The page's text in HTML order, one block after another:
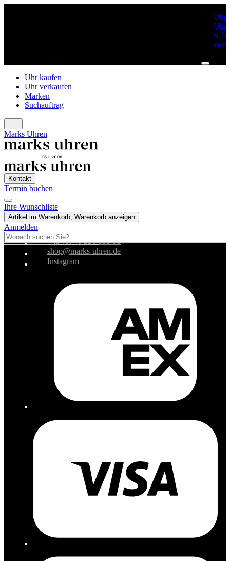
Uhr kaufen
Uhr verkaufen
Marken
Suchauftrag
Marks Uhren
Kontakt
Termin buchen
Ihre Wunschliste
Artikel im Warenkorb, Warenkorb anzeigen
Anmelden Termin Buchen
+49 (0) 40 350 039 98
shop@marks-uhren.de
Instagram